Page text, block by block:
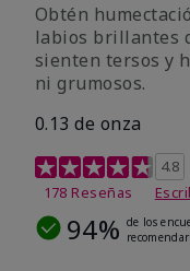
Obtén
labios brillantes
sienten tersos y
ni grumosos.
0.13 de onza
Calificación de
4.8
178 Reseñas
94% de los